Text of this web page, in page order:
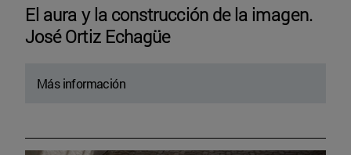
El aura y la construcción de la imagen.
José Ortiz Echagüe
Más información